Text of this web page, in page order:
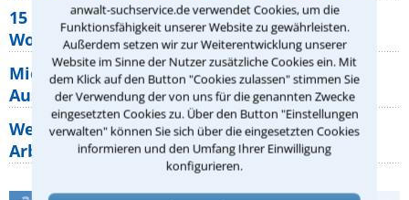
anwalt-suchservice.de verwendet Cookies, um die
Funktionsfähigkeit unserer Website zu gewährleisten.
Außerdem setzen wir zur Weiterentwicklung unserer
Website im Sinne der Nutzer zusätzliche Cookies ein. Mit
dem Klick auf den Button "Cookies zulassen" stimmen Sie
der Verwendung der von uns für die genannten Zwecke
eingesetzten Cookies zu. Über den Button "Einstellungen
verwalten" können Sie sich über die eingesetzten Cookies
informieren und den Umfang Ihrer Einwilligung
konfigurieren.
15 elementare Rechte, die jeder
Wohnungseigentümer kennen sollte
Mietpreisbremse 2026: Alle Regeln,
Ausnahmen und Rechte für Mieter
Welche Regeln für Teilnahme, Urlaub,
Arbeitszeit gelten beim